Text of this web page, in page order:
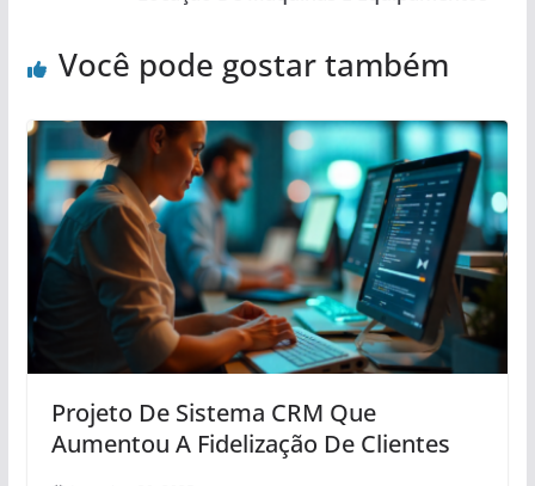
Você pode gostar também
Projeto De Sistema CRM Que
Aumentou A Fidelização De Clientes